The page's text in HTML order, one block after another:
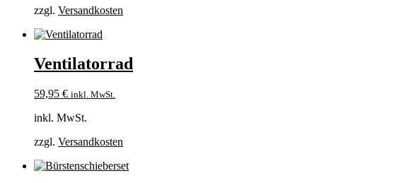
zzgl. Versandkosten
Ventilatorrad
59,95 € inkl. MwSt.
inkl. MwSt.
zzgl. Versandkosten